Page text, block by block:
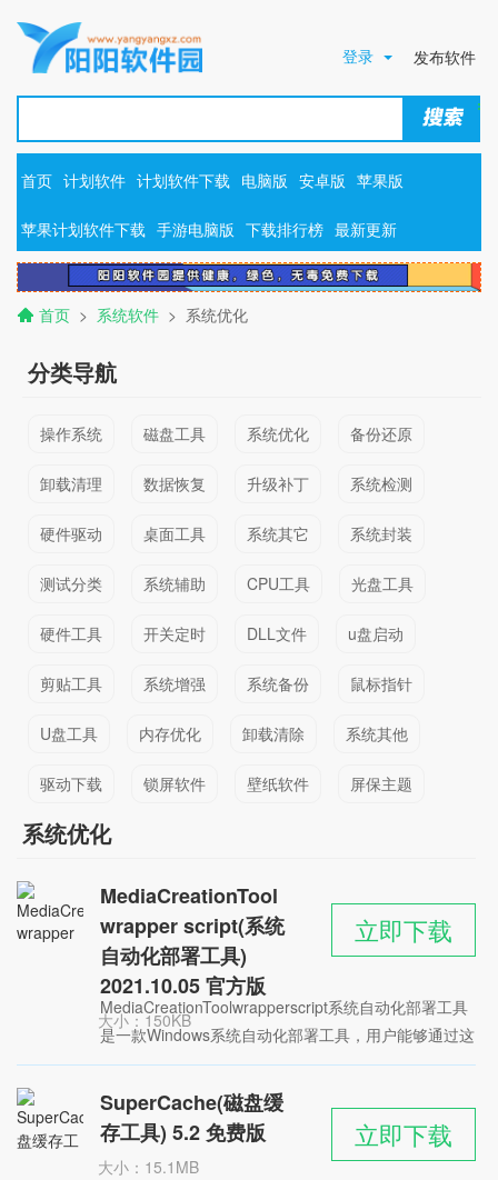
登录 发布软件
首页 计划软件 计划软件下载 电脑版 安卓版 苹果版
苹果计划软件下载 手游电脑版 下载排行榜 最新更新
首页 > 系统软件 > 系统优化
分类导航
操作系统 磁盘工具 系统优化 备份还原
卸载清理 数据恢复 升级补丁 系统检测
硬件驱动 桌面工具 系统其它 系统封装
测试分类 系统辅助 CPU工具 光盘工具
硬件工具 开关定时 DLL文件 u盘启动
剪贴工具 系统增强 系统备份 鼠标指针
U盘工具 内存优化 卸载清除 系统其他
驱动下载 锁屏软件 壁纸软件 屏保主题
系统优化
MediaCreationTool
wrapper script(系统
自动化部署工具)
2021.10.05 官方版
大小：150KB
时间：2022-06-03
星级：
立即下载
MediaCreationToolwrapperscript系统自动化部署工具
是一款Windows系统自动化部署工具，用户能够通过这
款软件下载任意版本的系统文件，并且还能创建ISO文
件以及系统盘
SuperCache(磁盘缓
存工具) 5.2 免费版
大小：15.1MB
立即下载